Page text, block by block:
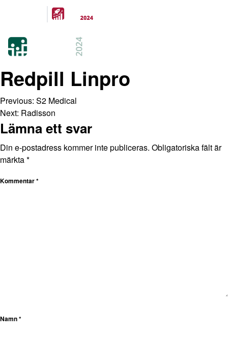
Redpill Linpro
Previous: S2 Medical
Next: Radisson
Lämna ett svar
Din e-postadress kommer inte publiceras. Obligatoriska fält är
märkta*
Kommentar*
Namn*